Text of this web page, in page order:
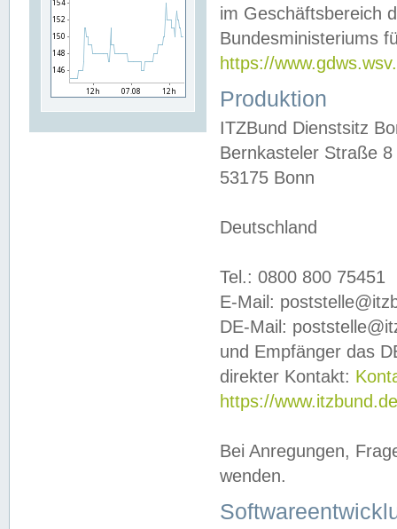
im Geschäftsbereich
Bundesministeriums
https://
Produktion
ITZBund Dienstsitz
Bernkasteler Straße 8
53175 Bonn
Deutschland
Tel.: 0800 800 75451
E-Mail:
DE-Mail:
und Empfänger das
direkter Kontakt:
https://
Bei Anregungen,
wenden.